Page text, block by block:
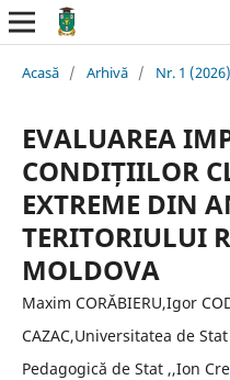
Acasă / Arhivă / Nr. 1
EVALUAREA
CONDIȚIILOR
EXTREME DIN
TERITORIULUI
MOLDOVA
Maxim CORĂBIERU,Igor
CAZAC,Universitatea de
Pedagogică de Stat ,,Ion